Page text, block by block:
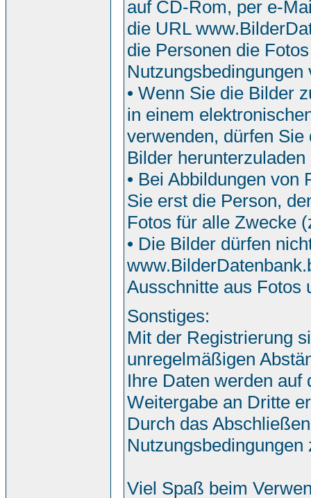
auf CD-Rom, per e-
die URL
die Personen die
• Wenn Sie die Bilder
in einem
verwenden, dürfen
Bilder
• Bei Abbildungen von
Sie erst die Person,
Fotos für alle Zwecke
• Die Bilder dürfen
Ausschnitte aus Fotos
Sonstiges:
Mit der Registrierung
unregelmäßigen
Ihre Daten werden
Weitergabe an Dritte
Durch das
Nutzungsbedingungen
Viel Spaß beim